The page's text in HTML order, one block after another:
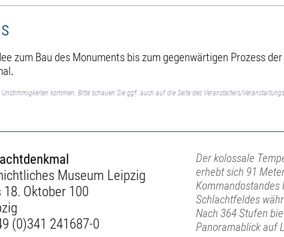
zum Bau des Monuments bis zum gegenwärtigen Prozess
.
kommen. Bitte schauen Sie ggf. auch auf die Seite des Veranstalters/
Museum Leipzig
Oktober 100
(0)341 241687-0
Der kolossale
erhebt sich 91
Kommandostandes
Schlachtfeldes
Nach 364 Stufen
Panoramablick auf